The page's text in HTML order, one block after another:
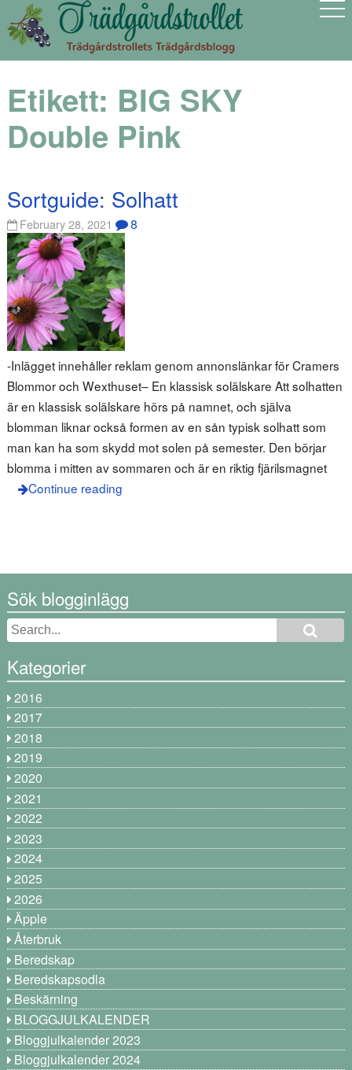
Etikett: BIG SKY
Double Pink
Sortguide: Solhatt
February 28, 2021 8
-Inlägget innehåller reklam genom annonslänkar för Cramers
Blommor och Wexthuset– En klassisk solälskare Att solhatten
är en klassisk solälskare hörs på namnet, och själva
blomman liknar också formen av en sån typisk solhatt som
man kan ha som skydd mot solen på semester. Den börjar
blomma i mitten av sommaren och är en riktig fjärilsmagnet
Continue reading
Sök blogginlägg
Kategorier
2016
2017
2018
2019
2020
2021
2022
2023
2024
2025
2026
Äpple
Återbruk
Beredskap
Beredskapsodla
Beskärning
BLOGGJULKALENDER
Bloggjulkalender 2023
Bloggjulkalender 2024